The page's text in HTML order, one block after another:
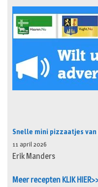
Snelle mini pizzaatjes
11 april 2026
Erik Manders
Meer recepten KLIK